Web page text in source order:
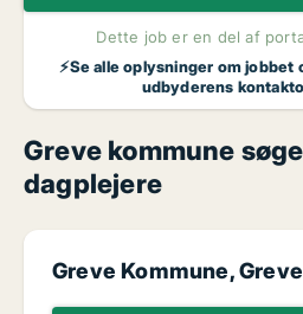
Dette job er en del af
⚡Se alle oplysninger om
udbyderens
Greve kommune
dagplejere
Greve Kommune,Greve